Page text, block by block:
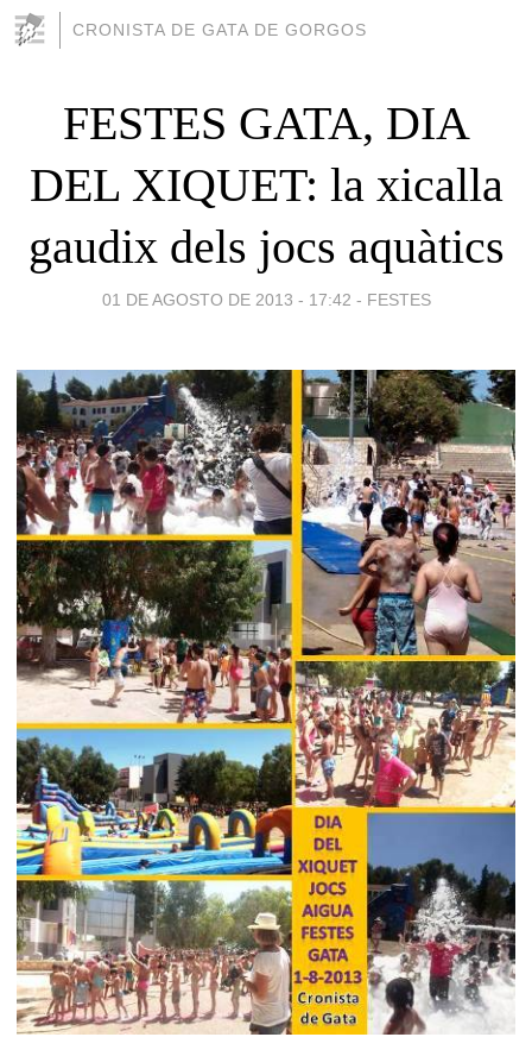
CRONISTA DE GATA DE GORGOS
FESTES GATA, DIA
DEL XIQUET: la xicalla
gaudix dels jocs aquàtics
01 DE AGOSTO DE 2013 - 17:42 - FESTES